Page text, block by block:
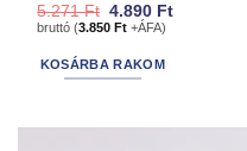
5.271Ft Original
price
5.271 Ft.
4.890 FtCurrent
bruttó (3.850Ft +ÁFA)
KOSÁRBA RAKOM